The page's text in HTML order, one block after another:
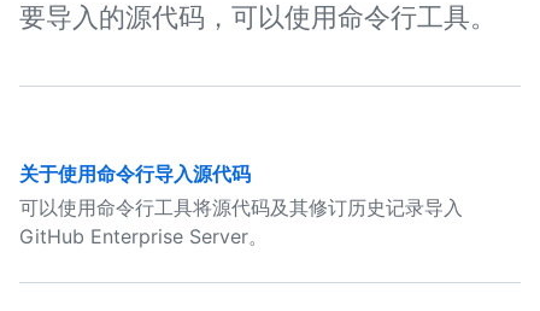
要导入的源代码，可以使用命令行工具。
关于使用命令行导入源代码
可以使用命令行工具将源代码及其修订历史记录导入
GitHub Enterprise Server。